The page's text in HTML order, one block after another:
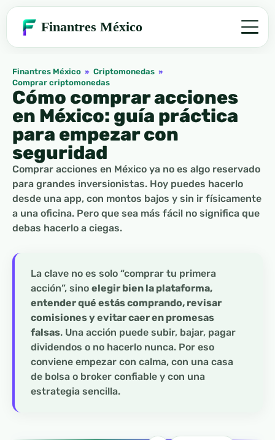
Finantres México
Finantres México » Criptomonedas »
Comprar criptomonedas
Cómo comprar acciones
en México: guía práctica
para empezar con
seguridad
Comprar acciones en México ya no es algo reservado
para grandes inversionistas. Hoy puedes hacerlo
desde una app, con montos bajos y sin ir físicamente
a una oficina. Pero que sea más fácil no significa que
debas hacerlo a ciegas.
La clave no es solo “comprar tu primera
acción”, sino elegir bien la plataforma,
entender qué estás comprando, revisar
comisiones y evitar caer en promesas
falsas. Una acción puede subir, bajar, pagar
dividendos o no hacerlo nunca. Por eso
conviene empezar con calma, con una casa
de bolsa o broker confiable y con una
estrategia sencilla.